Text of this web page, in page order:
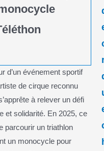
d’un événement sportif
de cirque reconnu
à relever un défi
et solidarité. En 2025, ce
parcourir un triathlon
un monocycle pour